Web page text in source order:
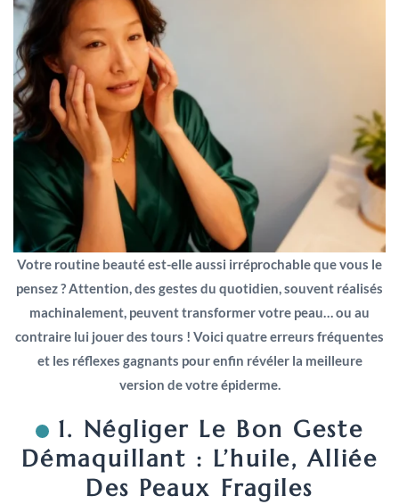
Votre routine beauté est-elle aussi irréprochable que vous le
pensez ? Attention, des gestes du quotidien, souvent réalisés
machinalement, peuvent transformer votre peau… ou au
contraire lui jouer des tours ! Voici quatre erreurs fréquentes
et les réflexes gagnants pour enfin révéler la meilleure
version de votre épiderme.
1. Négliger Le Bon Geste
Démaquillant : L’huile, Alliée
Des Peaux Fragiles